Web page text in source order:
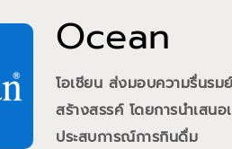
Ocean
โอเชียน ส่งมอบความรื่นร
สร้างสรรค์ โดยการนำเส
ประสบการณ์การกินดื่ม